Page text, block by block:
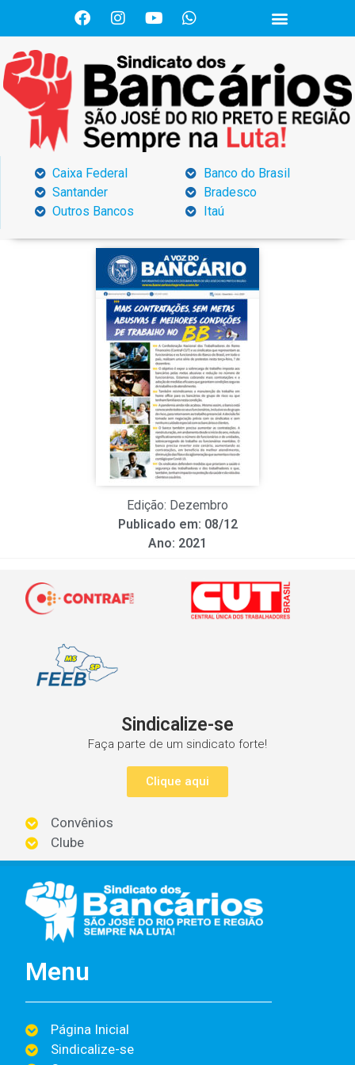
Caixa Federal
Santander
Outros Bancos
Banco do Brasil
Bradesco
Itaú
Edição: Dezembro
Publicado em: 08/12
Ano: 2021
Sindicalize-se
Faça parte de um sindicato forte!
Clique aqui
Convênios
Clube
Menu
Página Inicial
Sindicalize-se